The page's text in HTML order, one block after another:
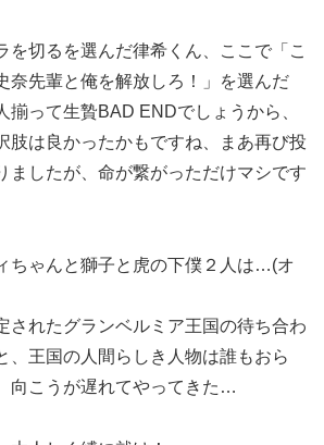
を切るを選んだ律希くん、ここで「こ
奈先輩と俺を解放しろ！」を選んだ
揃って生贄BAD ENDでしょうから、
肢は良かったかもですね、まあ再び投
ましたが、命が繋がっただけマシです
ちゃんと獅子と虎の下僕２人は…(オ
されたグランベルミア王国の待ち合わ
、王国の人間らしき人物は誰もおら
向こうが遅れてやってきた…